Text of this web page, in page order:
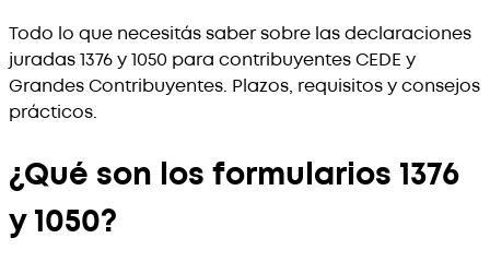
Todo lo que necesitás saber sobre las declaraciones
juradas 1376 y 1050 para contribuyentes CEDE y
Grandes Contribuyentes. Plazos, requisitos y consejos
prácticos.
¿Qué son los formularios 1376
y 1050?